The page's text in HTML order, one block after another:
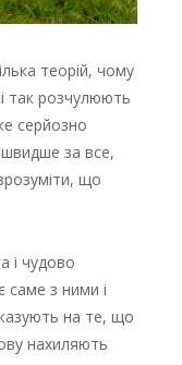
теорій, чому
так розчулюють
серйозно
за все,
що
і чудово
з ними і
на те, що
нахиляють